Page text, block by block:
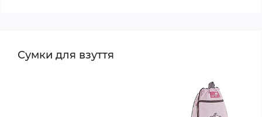
Сумки для взуття